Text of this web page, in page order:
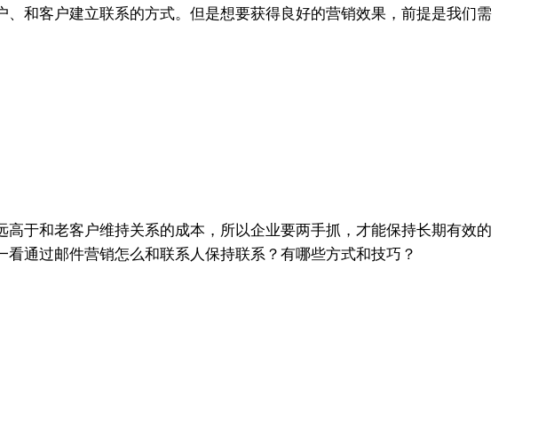
和客户建立联系的方式。但是想要获得良好的营销效果，前提是我们需
于和老客户维持关系的成本，所以企业要两手抓，才能保持长期有效的
通过邮件营销怎么和联系人保持联系？有哪些方式和技巧？